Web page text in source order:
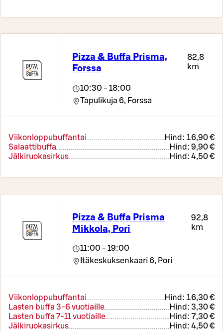
Pizza & Buffa Prisma,
Forssa
82,8
km
10:30 - 18:00
Tapulikuja 6, Forssa
Viikonloppubuffantai Hind: 16,90 €
Salaattibuffa
Hind: 9,90 €
Jälkiruokasirkus
Hind: 4,50 €
Pizza & Buffa Prisma
Mikkola, Pori
92,8
km
11:00 - 19:00
Itäkeskuksenkaari 6, Pori
Viikonloppubuffantai Hind: 16,30 €
Lasten buffa 3-6 vuotiaille
Hind: 3,30 €
Lasten buffa 7-11 vuotiaille
Hind: 7,30 €
Jälkiruokasirkus
Hind: 4,50 €